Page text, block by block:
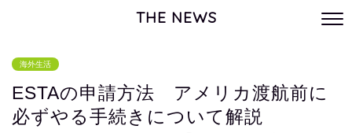
THE NEWS
海外生活
ESTAの申請方法 アメリカ渡航前に
必ずやる手続きについて解説